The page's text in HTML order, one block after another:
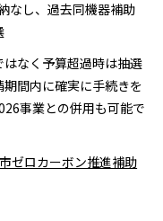
なし、過去同機器補助
なく予算超過時は抽選
間内に確実に手続きを
事業との併用も可能で
ゼロカーボン推進補助